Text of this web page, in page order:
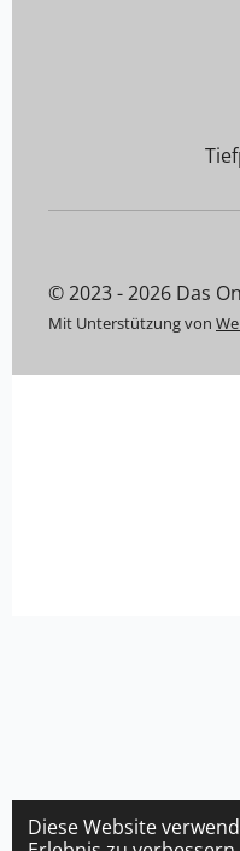
Diese Website
© 2023 - 2026 Das
Mit Unterstützung von